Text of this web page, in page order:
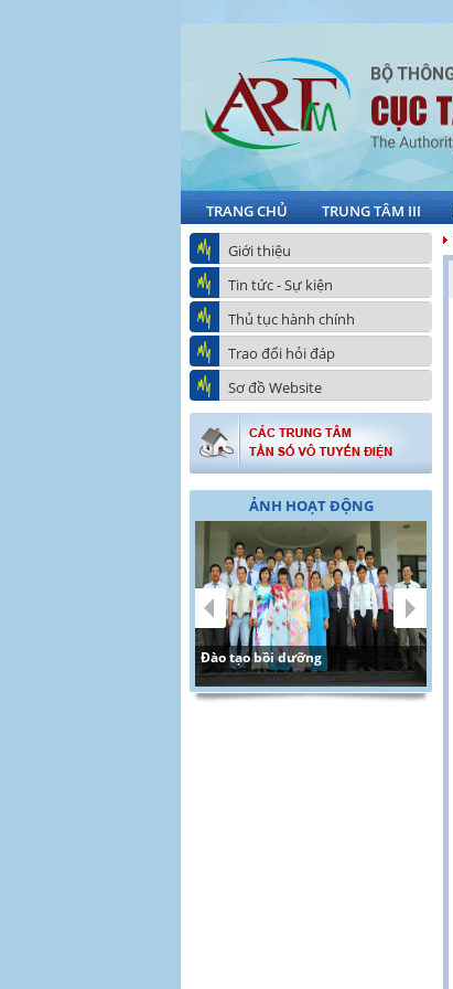
TRANG CHỦ TRUNG TÂM III
Giới thiệu
Tin tức - Sự kiện
Thủ tục hành chính
Trao đổi hỏi đáp
Sơ đồ Website
ẢNH HOẠT ĐỘNG
Đào tạo bồi dưỡng